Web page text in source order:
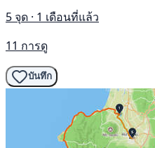
5 จุด · 1 เดือนที่แล้ว
11 การดู
บันทึก